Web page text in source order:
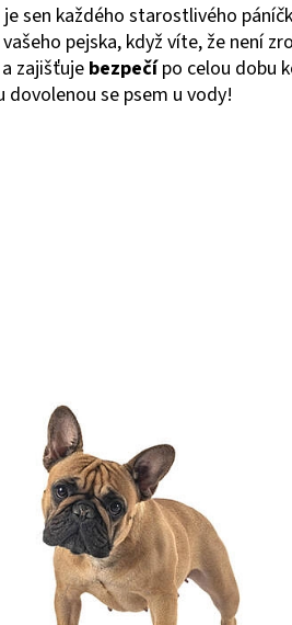
sen každého starostlivého
pejska, když víte, že není
zajišťujebezpečípo celou dobu
dovolenou se psem u vody!